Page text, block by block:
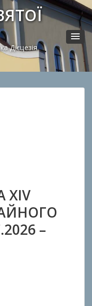
Дієцезія.
ХIV
–